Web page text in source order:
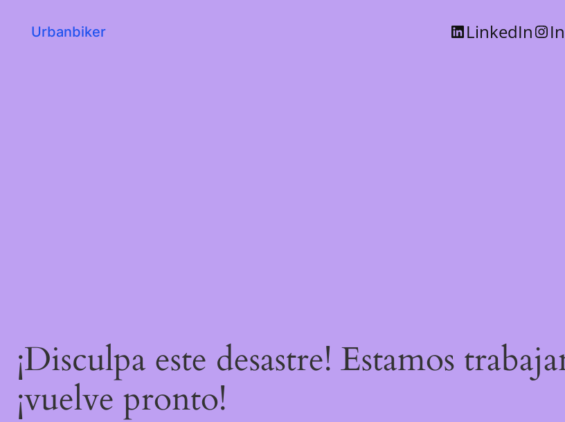
Urbanbiker LinkedIn
¡Disculpa este desastre! Estamos
¡vuelve pronto!